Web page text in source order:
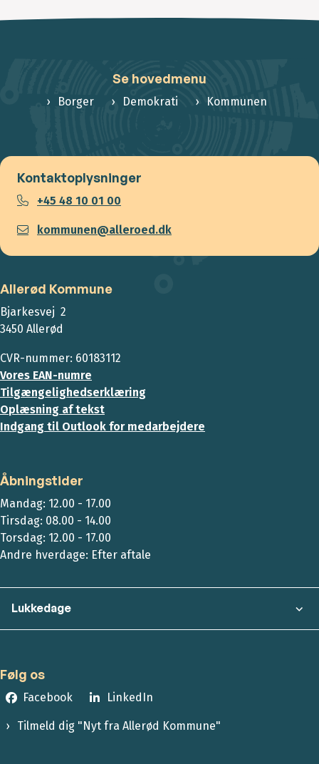
Se hovedmenu
Borger Demokrati Kommunen
Kontaktoplysninger
+45 48 10 01 00
kommunen@alleroed.dk
Allerød Kommune
Bjarkesvej 2
3450 Allerød
CVR-nummer: 60183112
Vores EAN-numre
Tilgængelighedserklæring
Oplæsning af tekst
Indgang til Outlook for medarbejdere
Åbningstider
Mandag: 12.00 - 17.00
Tirsdag: 08.00 - 14.00
Torsdag: 12.00 - 17.00
Andre hverdage: Efter aftale
Lukkedage
Følg os
Facebook LinkedIn
Tilmeld dig "Nyt fra Allerød Kommune"